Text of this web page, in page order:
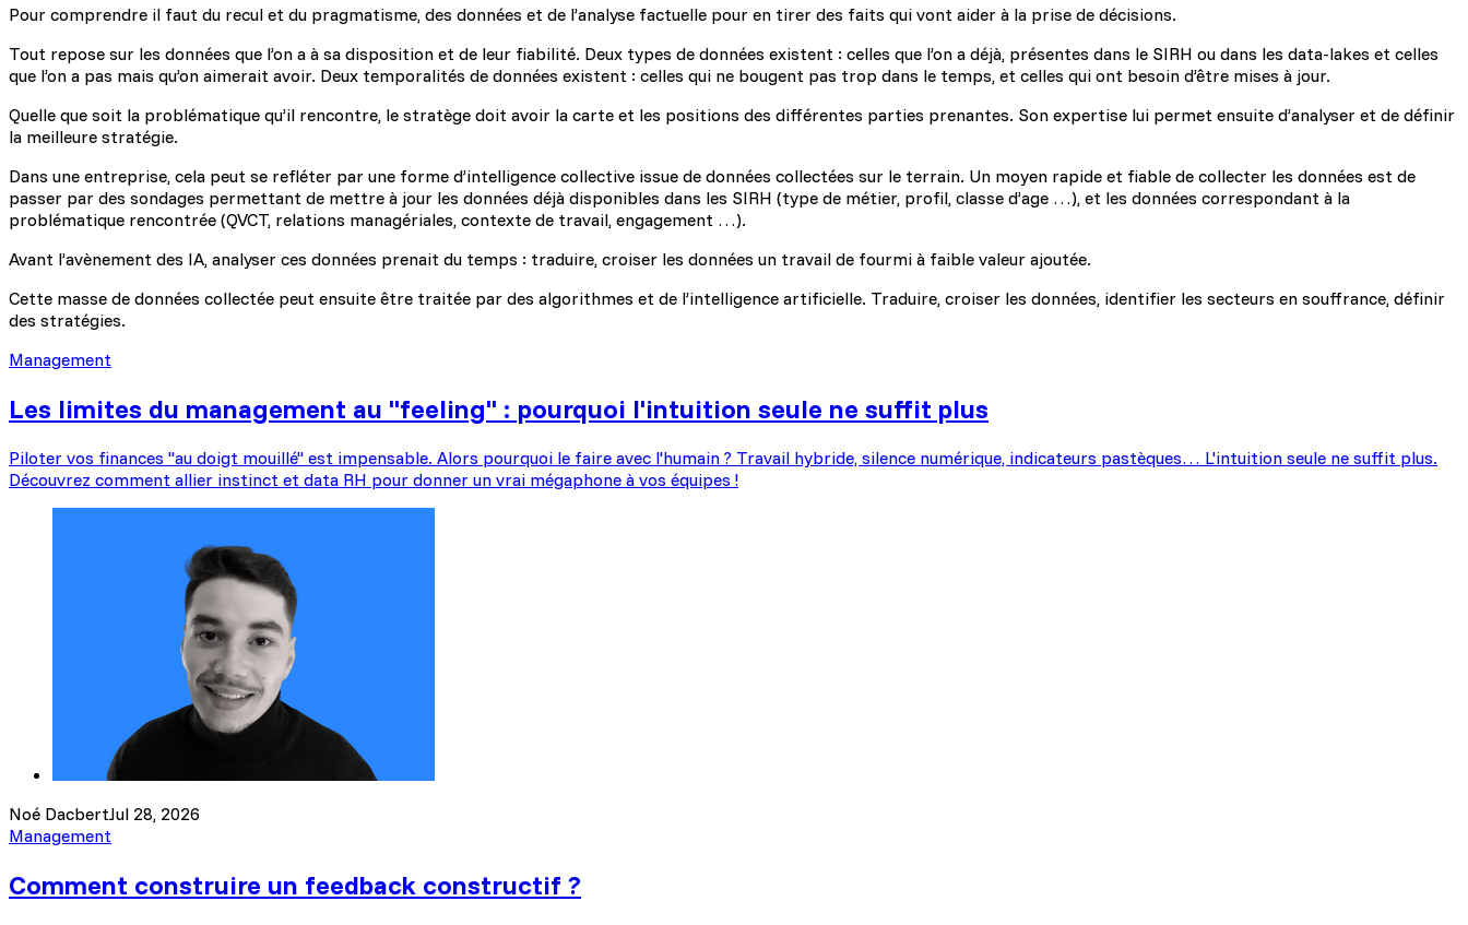
Pour comprendre il faut du recul et du pragmatisme, des données et de l’analyse factuelle pour en tirer des faits qui vont aider à la prise de décisions.
Tout repose sur les données que l’on a à sa disposition et de leur fiabilité. Deux types de données existent : celles que l’on a déjà, présentes dans le SIRH ou dans les data-lakes et celles
que l’on a pas mais qu’on aimerait avoir. Deux temporalités de données existent : celles qui ne bougent pas trop dans le temps, et celles qui ont besoin d’être mises à jour.
Quelle que soit la problématique qu’il rencontre, le stratège doit avoir la carte et les positions des différentes parties prenantes. Son expertise lui permet ensuite d’analyser et de définir
la meilleure stratégie.
Dans une entreprise, cela peut se refléter par une forme d’intelligence collective issue de données collectées sur le terrain. Un moyen rapide et fiable de collecter les données est de
passer par des sondages permettant de mettre à jour les données déjà disponibles dans les SIRH (type de métier, profil, classe d’age …), et les données correspondant à la
problématique rencontrée (QVCT, relations managériales, contexte de travail, engagement …).
Avant l’avènement des IA, analyser ces données prenait du temps : traduire, croiser les données un travail de fourmi à faible valeur ajoutée.
Cette masse de données collectée peut ensuite être traitée par des algorithmes et de l’intelligence artificielle. Traduire, croiser les données, identifier les secteurs en souffrance, définir
des stratégies.
Management
Les limites du management au "feeling" : pourquoi l'intuition seule ne suffit plus
Piloter vos finances "au doigt mouillé" est impensable. Alors pourquoi le faire avec l'humain ? Travail hybride, silence numérique, indicateurs pastèques… L'intuition seule ne suffit plus.
Découvrez comment allier instinct et data RH pour donner un vrai mégaphone à vos équipes !
Noé DacbertJul 28, 2026
Management
Comment construire un feedback constructif ?